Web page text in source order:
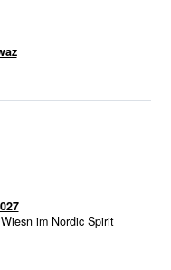
im Nordic Spirit